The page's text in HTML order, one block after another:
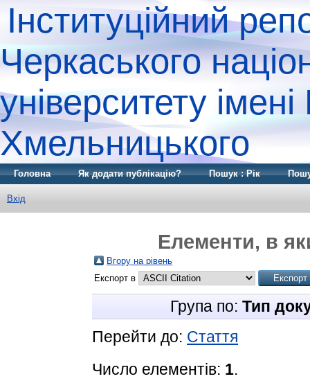
Інституційний
Черкаського
університету
Хмельницького
Головна Як додати публікацію? Пошук : Рік
Вхід
Елементи, в
Вгору на рівень
Експорт в
Група по: Тип
Перейти до: Стаття
Число елементів: 1.